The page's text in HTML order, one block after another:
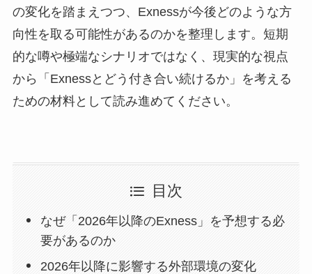
の変化を踏まえつつ、Exnessが今後どのような方
向性を取る可能性があるのかを整理します。短期
的な噂や極端なシナリオではなく、現実的な視点
から「Exnessとどう付き合い続けるか」を考える
ための材料として読み進めてください。
目次
なぜ「2026年以降のExness」を予想する必
要があるのか
2026年以降に影響する外部環境の変化